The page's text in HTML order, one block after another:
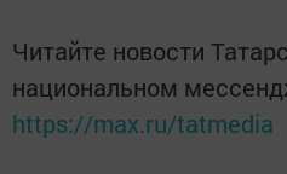
Читайте новости
национальном
https://max.ru/tatmedia